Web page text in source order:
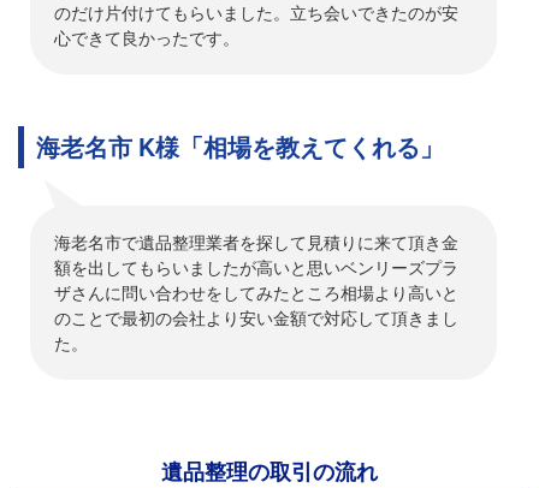
のだけ片付けてもらいました。立ち会いできたのが安
心できて良かったです。
海老名市 K様「相場を教えてくれる」
海老名市で遺品整理業者を探して見積りに来て頂き金
額を出してもらいましたが高いと思いベンリーズプラ
ザさんに問い合わせをしてみたところ相場より高いと
のことで最初の会社より安い金額で対応して頂きまし
た。
遺品整理の取引の流れ